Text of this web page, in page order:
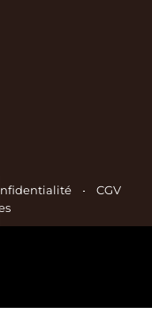
CGV